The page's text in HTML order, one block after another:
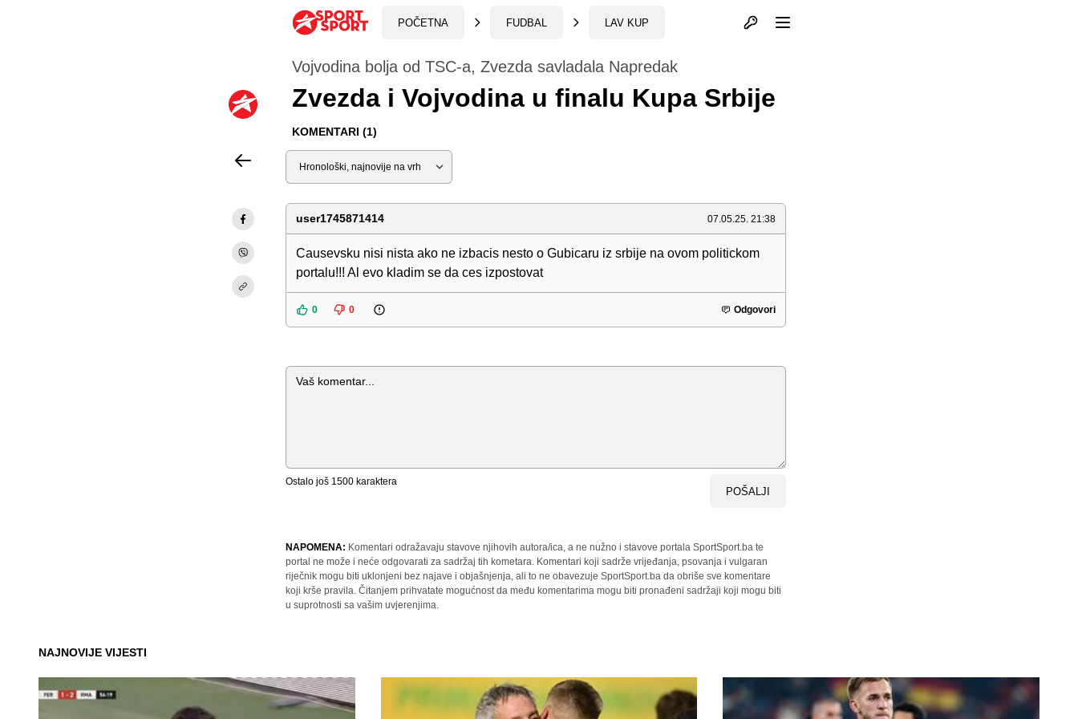
POČETNA FUDBAL LAV KUP Otvori profil
Vojvodina bolja od TSC-a, Zvezda savladala Napredak
Zvezda i Vojvodina u finalu Kupa Srbije
KOMENTARI (1)
Sortiraj
user1745871414 07.05.25. 21:38
Causevsku nisi nista ako ne izbacis nesto o Gubicaru iz srbije na ovom politickom
portalu!!! Al evo kladim se da ces izpostovat
0 0 Odgovori
Komentar
Ostalo još 1500 karaktera
POŠALJI
NAPOMENA: Komentari odražavaju stavove njihovih autora/ica, a ne nužno i stavove portala SportSport.ba te
portal ne može i neće odgovarati za sadržaj tih kometara. Komentari koji sadrže vrijeđanja, psovanja i vulgaran
riječnik mogu biti uklonjeni bez najave i objašnjenja, ali to ne obavezuje SportSport.ba da obriše sve komentare
koji krše pravila. Čitanjem prihvatate mogućnost da među komentarima mogu biti pronađeni sadržaji koji mogu biti
u suprotnosti sa vašim uvjerenjima.
NAJNOVIJE VIJESTI